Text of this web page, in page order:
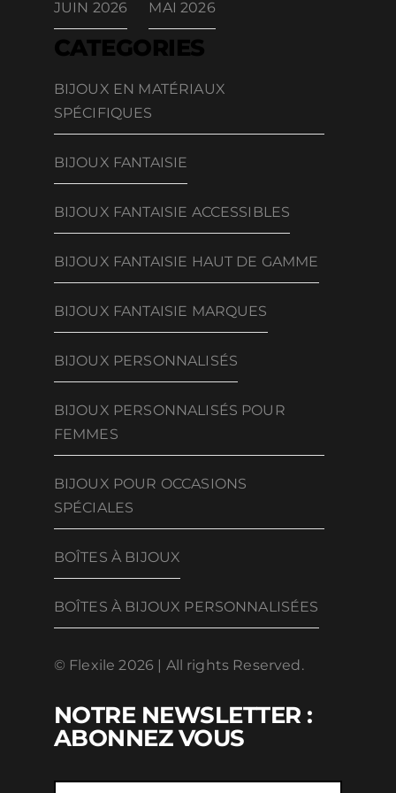
JUIN 2026 MAI 2026
CATEGORIES
BIJOUX EN MATÉRIAUX
SPÉCIFIQUES
BIJOUX FANTAISIE
BIJOUX FANTAISIE ACCESSIBLES
BIJOUX FANTAISIE HAUT DE GAMME
BIJOUX FANTAISIE MARQUES
BIJOUX PERSONNALISÉS
BIJOUX PERSONNALISÉS POUR
FEMMES
BIJOUX POUR OCCASIONS
SPÉCIALES
BOÎTES À BIJOUX
BOÎTES À BIJOUX PERSONNALISÉES
© Flexile 2026 | All rights Reserved.
NOTRE NEWSLETTER :
ABONNEZ VOUS